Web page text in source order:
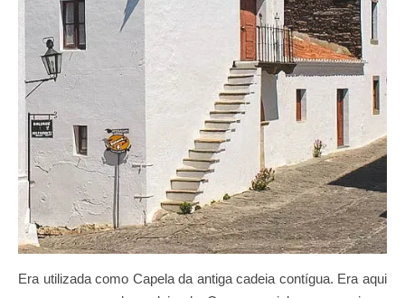
Era utilizada como Capela da antiga cadeia contígua. Era aqui